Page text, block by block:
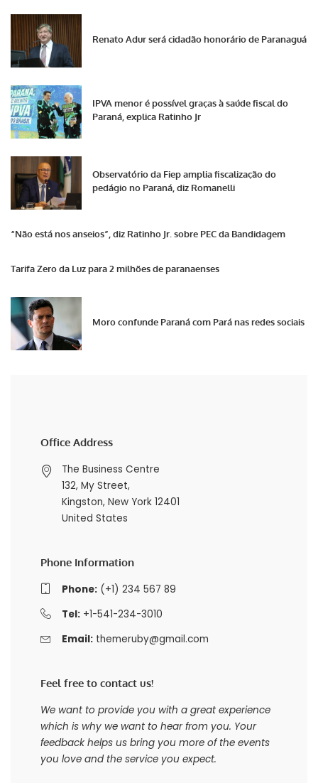
Renato Adur será cidadão honorário de Paranaguá
IPVA menor é possível graças à saúde fiscal do
Paraná, explica Ratinho Jr
Observatório da Fiep amplia fiscalização do
pedágio no Paraná, diz Romanelli
“Não está nos anseios”, diz Ratinho Jr. sobre PEC da Bandidagem
Tarifa Zero da Luz para 2 milhões de paranaenses
Moro confunde Paraná com Pará nas redes sociais
Office Address
The Business Centre
132, My Street,
Kingston, New York 12401
United States
Phone Information
Phone:(+1) 234 567 89
Tel:+1-541-234-3010
Email: themeruby@gmail.com
Feel free to contact us!
We want to provide you with a great experience
which is why we want to hear from you. Your
feedback helps us bring you more of the events
you love and the service you expect.